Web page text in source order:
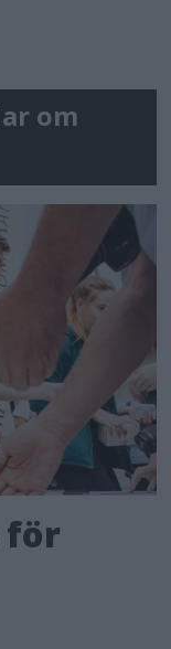
om
för